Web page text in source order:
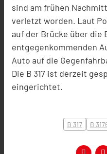
sind am frühen
verletzt worden. Laut
auf der Brücke über die
entgegenkommenden
Auto auf die
Die B 317 ist derzeit
eingerichtet.
B 317 B